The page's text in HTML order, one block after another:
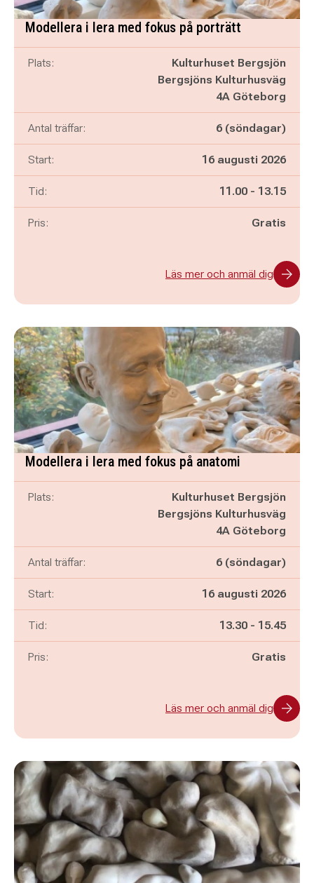
Modellera i lera med fokus på porträtt
Plats:
Kulturhuset Bergsjön
Bergsjöns Kulturhusväg
4A Göteborg
Antal träffar: 6 (söndagar)
Start: 16 augusti 2026
Tid: Pågår mellan
11.00 - och
13.15
Pris: Gratis
Läs mer och anmäl dig
Modellera i lera med fokus på anatomi
Plats:
Kulturhuset Bergsjön
Bergsjöns Kulturhusväg
4A Göteborg
Antal träffar: 6 (söndagar)
Start: 16 augusti 2026
Tid: Pågår mellan
13.30 - och
15.45
Pris: Gratis
Läs mer och anmäl dig